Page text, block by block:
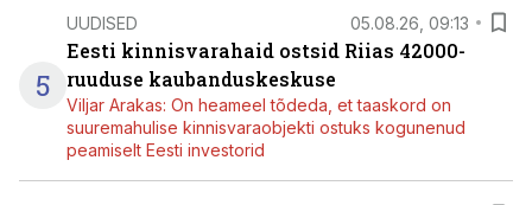
5
UUDISED 05.08.26, 09:13
Eesti kinnisvarahaid ostsid Riias 42000-
ruuduse kaubanduskeskuse
Viljar Arakas: On heameel tõdeda, et taaskord on
suuremahulise kinnisvaraobjekti ostuks kogunenud
peamiselt Eesti investorid